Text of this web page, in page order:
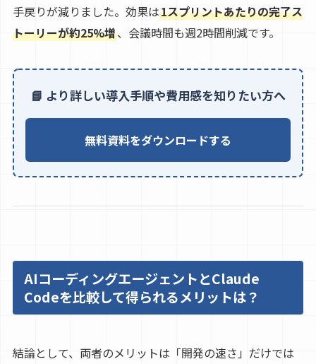
手戻りが減りました。効果は1スプリントあたりの完了ス
トーリーが約25%増、会議時間も週2時間削減です。
📘 より詳しい導入手順や費用感を知りたい方へ
無料資料をダウンロードする
AIコーディングエージェントとClaude
Codeを比較して得られるメリットは？
結論として、両者のメリットは「開発の速さ」だけでは